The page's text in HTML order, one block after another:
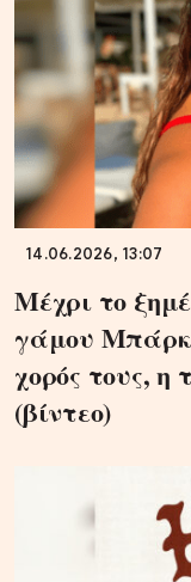
14.06.2026, 13:07
Μέχρι το
γάμου
χορός τους, η
(βίντεο)